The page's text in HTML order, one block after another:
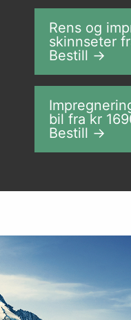
Rens og
skinnseter
Bestill →
bil fra kr
Bestill →